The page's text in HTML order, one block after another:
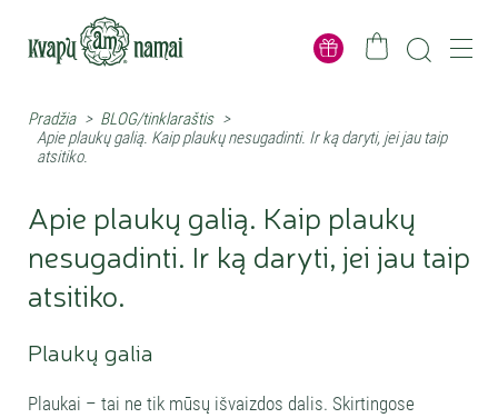
Pradžia > BLOG/tinklaraštis >
Apie plaukų galią. Kaip plaukų nesugadinti. Ir ką daryti, jei jau taip
atsitiko.
Apie plaukų galią. Kaip plaukų
nesugadinti. Ir ką daryti, jei jau taip
atsitiko.
Plaukų galia
Plaukai – tai ne tik mūsų išvaizdos dalis. Skirtingose